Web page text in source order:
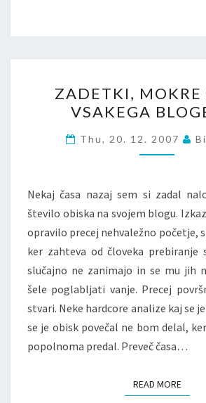
MOKRE
SANJE
ZADETKI, MOKRE
VSAKEGA
Thu, 20. 12. 2007
Nekaj časa nazaj sem si zadal
število obiska na svojem blogu.
opravilo precej nehvaležno početje,
ker zahteva od človeka
slučajno ne zanimajo in se mu jih
šele poglabljati vanje. Precej
stvari. Neke hardcore analize kaj se
se je obisk povečal ne bom delal,
popolnoma predal. Preveč časa…
READ MOREREAD